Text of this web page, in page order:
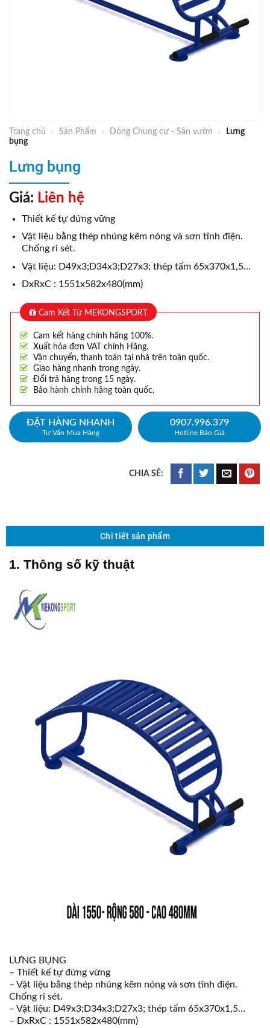
Trang chủ » Sản Phẩm » Dòng Chung cư - Sân vườn »
Lưng
bụng
Lưng bụng
Giá: Liên hệ
Thiết kế tự đứng vững
Vật liệu bằng thép nhúng kẽm nóng và sơn tĩnh điện.
Chống rỉ sét.
Vật liệu: D49x3;D34x3;D27x3; thép tấm 65x370x1,5…
DxRxC : 1551x582x480(mm)
Cam Kết Từ MEKONGSPORT
Cam kết hàng chính hãng 100%.
Xuất hóa đơn VAT chính Hãng.
Vận chuyển, thanh toán tại nhà trên toàn quốc.
Giao hàng nhanh trong ngày.
Đổi trả hàng trong 15 ngày.
Bảo hành chính hãng toàn quốc.
ĐẶT HÀNG NHANH
Tư Vấn Mua Hàng
0907.996.379
Hotline Báo Giá
Chi tiết sản phẩm
1. Thông số kỹ thuật
LƯNG BỤNG
– Thiết kế tự đứng vững
– Vật liệu bằng thép nhúng kẽm nóng và sơn tĩnh điện.
Chống rỉ sét.
– Vật liệu: D49x3;D34x3;D27x3; thép tấm 65x370x1,5…
– DxRxC : 1551x582x480(mm)